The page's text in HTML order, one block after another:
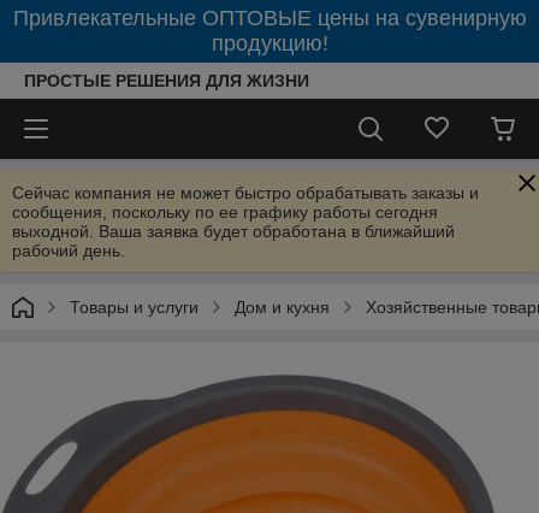
Привлекательные ОПТОВЫЕ цены на сувенирную
продукцию!
ПРОСТЫЕ РЕШЕНИЯ ДЛЯ ЖИЗНИ
Сейчас компания не может быстро обрабатывать заказы и
сообщения, поскольку по ее графику работы сегодня
выходной. Ваша заявка будет обработана в ближайший
рабочий день.
Товары и услуги Дом и кухня Хозяйственные